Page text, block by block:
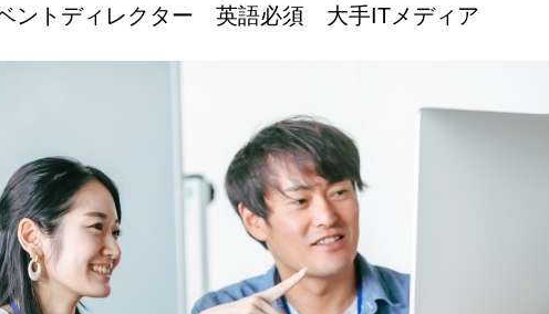
ントディレクター 英語必須 大手ITメディア